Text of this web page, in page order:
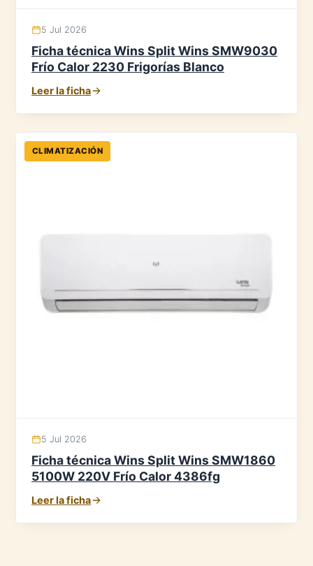
5 Jul 2026
Ficha técnica Wins Split Wins SMW9030
Frío Calor 2230 Frigorías Blanco
Leer la ficha
CLIMATIZACIÓN
5 Jul 2026
Ficha técnica Wins Split Wins SMW1860
5100W 220V Frío Calor 4386fg
Leer la ficha